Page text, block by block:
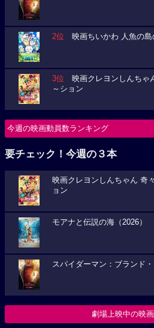
2位 映画ちいかわ 人魚の島
3位 映画クレヨンしんちゃ
～ション
今週の映画動員数ランキング
要チェック！今週の３本
映画クレヨンしんちゃん 奇
ョン
モアナと伝説の海（2026）
スパイダーマン：ブランド
劇場上映中の映